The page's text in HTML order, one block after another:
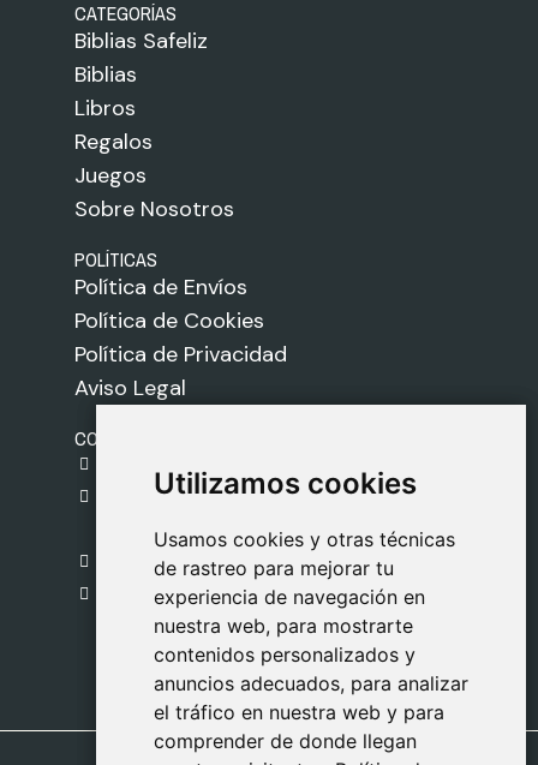
Utilizamos cookies
Usamos cookies y otras técnicas
de rastreo para mejorar tu
experiencia de navegación en
nuestra web, para mostrarte
contenidos personalizados y
anuncios adecuados, para analizar
el tráfico en nuestra web y para
comprender de donde llegan
Utilizamos cookies
Usamos cookies y otras técnicas
de rastreo para mejorar tu
experiencia de navegación en
nuestra web, para mostrarte
contenidos personalizados y
anuncios adecuados, para analizar
el tráfico en nuestra web y para
comprender de donde llegan
CATEGORÍAS
Biblias Safeliz
Biblias
Libros
Regalos
Juegos
Sobre Nosotros
POLÍTICAS
Política de Envíos
Política de Cookies
Política de Privacidad
Aviso Legal
CONTACTO
C. del Pradillo, 6, 28770 Colmenar Viejo,
Madrid
918 459 877
Lunes a Viernes
09:00 - 13:00